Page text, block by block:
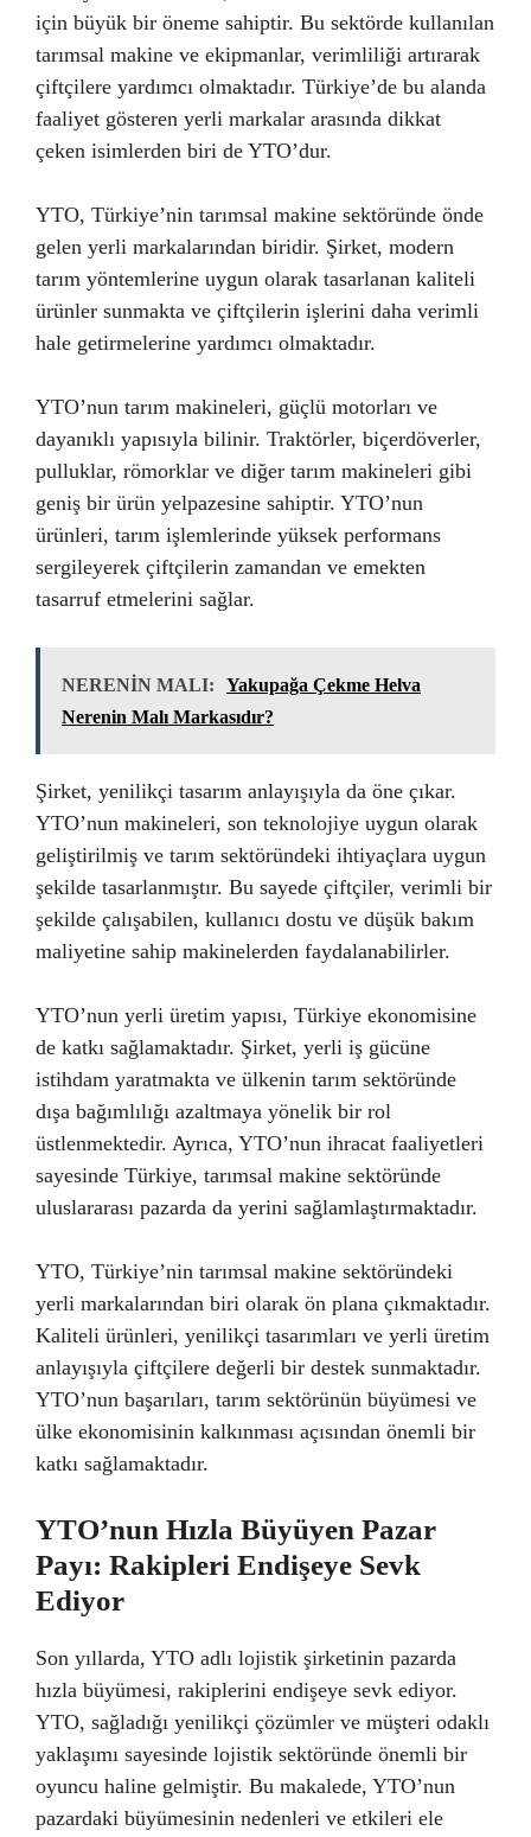
için büyük bir öneme sahiptir. Bu sektörde kullanılan
tarımsal makine ve ekipmanlar, verimliliği artırarak
çiftçilere yardımcı olmaktadır. Türkiye’de bu alanda
faaliyet gösteren yerli markalar arasında dikkat
çeken isimlerden biri de YTO’dur.
YTO, Türkiye’nin tarımsal makine sektöründe önde
gelen yerli markalarından biridir. Şirket, modern
tarım yöntemlerine uygun olarak tasarlanan kaliteli
ürünler sunmakta ve çiftçilerin işlerini daha verimli
hale getirmelerine yardımcı olmaktadır.
YTO’nun tarım makineleri, güçlü motorları ve
dayanıklı yapısıyla bilinir. Traktörler, biçerdöverler,
pulluklar, römorklar ve diğer tarım makineleri gibi
geniş bir ürün yelpazesine sahiptir. YTO’nun
ürünleri, tarım işlemlerinde yüksek performans
sergileyerek çiftçilerin zamandan ve emekten
tasarruf etmelerini sağlar.
NERENİN MALI:
Yakupağa Çekme Helva
Nerenin Malı Markasıdır?
Şirket, yenilikçi tasarım anlayışıyla da öne çıkar.
YTO’nun makineleri, son teknolojiye uygun olarak
geliştirilmiş ve tarım sektöründeki ihtiyaçlara uygun
şekilde tasarlanmıştır. Bu sayede çiftçiler, verimli bir
şekilde çalışabilen, kullanıcı dostu ve düşük bakım
maliyetine sahip makinelerden faydalanabilirler.
YTO’nun yerli üretim yapısı, Türkiye ekonomisine
de katkı sağlamaktadır. Şirket, yerli iş gücüne
istihdam yaratmakta ve ülkenin tarım sektöründe
dışa bağımlılığı azaltmaya yönelik bir rol
üstlenmektedir. Ayrıca, YTO’nun ihracat faaliyetleri
sayesinde Türkiye, tarımsal makine sektöründe
uluslararası pazarda da yerini sağlamlaştırmaktadır.
YTO, Türkiye’nin tarımsal makine sektöründeki
yerli markalarından biri olarak ön plana çıkmaktadır.
Kaliteli ürünleri, yenilikçi tasarımları ve yerli üretim
anlayışıyla çiftçilere değerli bir destek sunmaktadır.
YTO’nun başarıları, tarım sektörünün büyümesi ve
ülke ekonomisinin kalkınması açısından önemli bir
katkı sağlamaktadır.
YTO’nun Hızla Büyüyen Pazar
Payı: Rakipleri Endişeye Sevk
Ediyor
Son yıllarda, YTO adlı lojistik şirketinin pazarda
hızla büyümesi, rakiplerini endişeye sevk ediyor.
YTO, sağladığı yenilikçi çözümler ve müşteri odaklı
yaklaşımı sayesinde lojistik sektöründe önemli bir
oyuncu haline gelmiştir. Bu makalede, YTO’nun
pazardaki büyümesinin nedenleri ve etkileri ele